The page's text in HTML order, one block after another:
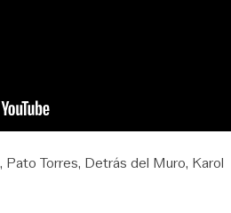
Pato Torres Detrás del Muro Karol